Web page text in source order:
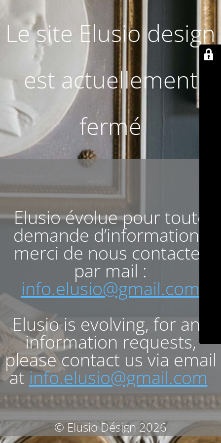
Le site Elusio design
est actuellement
fermé
Elusio évolue pour toute
demande d’informations
merci de nous contacter
par mail :
info.elusio@gmail.com
Elusio is evolving, for any
information requests,
please contact us via email
at info.elusio@gmail.com
© Elusio Désign 2026